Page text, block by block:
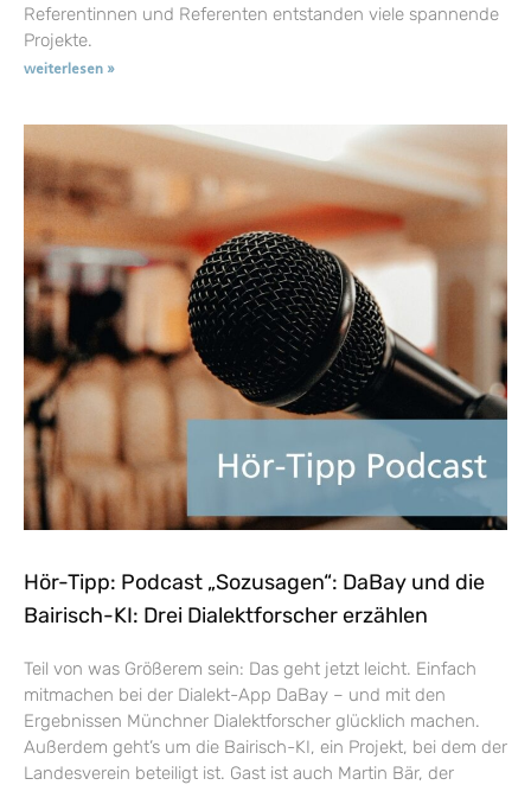
Referentinnen und Referenten entstanden viele spannende
Projekte.
weiterlesen »
Hör-Tipp: Podcast „Sozusagen“: DaBay und die
Bairisch-KI: Drei Dialektforscher erzählen
Teil von was Größerem sein: Das geht jetzt leicht. Einfach
mitmachen bei der Dialekt-App DaBay – und mit den
Ergebnissen Münchner Dialektforscher glücklich machen.
Außerdem geht’s um die Bairisch-KI, ein Projekt, bei dem der
Landesverein beteiligt ist. Gast ist auch Martin Bär, der